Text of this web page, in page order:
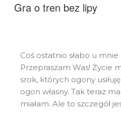
Gra o tren bez lipy
Coś ostatnio słabo u
Przepraszam Was! Życie
srok, których ogony
ogon własny. Tak teraz
miałam. Ale to szczegół